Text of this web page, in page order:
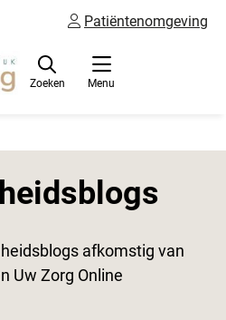
Patiëntenomgeving
Menu
Zoeken
afkomstig van
Uw Zorg Online